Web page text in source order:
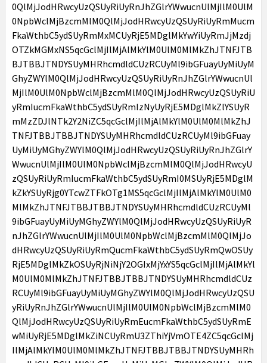
0QlMjJodHRwcyUzQSUyRiUyRnJhZGlrYWwucnUlMjIlM0UlM
0NpbWclMjBzcmMlM0QlMjJodHRwcyUzQSUyRiUyRmMucm
FkaWthbC5ydSUyRmMxMCUyRjE5MDglMkYwYiUyRmJjMzdj
OTZkMGMxNS5qcGclMjIlMjAlMkYlM0UlM0MlMkZhJTNFJTB
BJTBBJTNDYSUyMHRhcmdldCUzRCUyMl9ibGFuayUyMiUyM
GhyZWYlM0QlMjJodHRwcyUzQSUyRiUyRnJhZGlrYWwucnUl
MjIlM0UlM0NpbWclMjBzcmMlM0QlMjJodHRwcyUzQSUyRiU
yRmIucmFkaWthbC5ydSUyRmIzNyUyRjE5MDglMkZlYSUyR
mMzZDJlNTk2Y2NiZC5qcGclMjIlMjAlMkYlM0UlM0MlMkZhJ
TNFJTBBJTBBJTNDYSUyMHRhcmdldCUzRCUyMl9ibGFuay
UyMiUyMGhyZWYlM0QlMjJodHRwcyUzQSUyRiUyRnJhZGlrY
WwucnUlMjIlM0UlM0NpbWclMjBzcmMlM0QlMjJodHRwcyU
zQSUyRiUyRmIucmFkaWthbC5ydSUyRmI0MSUyRjE5MDglM
kZkYSUyRjg0YTcwZTFkOTg1MS5qcGclMjIlMjAlMkYlM0UlM0
MlMkZhJTNFJTBBJTBBJTNDYSUyMHRhcmdldCUzRCUyMl
9ibGFuayUyMiUyMGhyZWYlM0QlMjJodHRwcyUzQSUyRiUyR
nJhZGlrYWwucnUlMjIlM0UlM0NpbWclMjBzcmMlM0QlMjJo
dHRwcyUzQSUyRiUyRmQucmFkaWthbC5ydSUyRmQwOSUy
RjE5MDglMkZkOSUyRjNiNjY2OGIxMjYxYS5qcGclMjIlMjAlMkYl
M0UlM0MlMkZhJTNFJTBBJTBBJTNDYSUyMHRhcmdldCUz
RCUyMl9ibGFuayUyMiUyMGhyZWYlM0QlMjJodHRwcyUzQSU
yRiUyRnJhZGlrYWwucnUlMjIlM0UlM0NpbWclMjBzcmMlM0
QlMjJodHRwcyUzQSUyRiUyRmEucmFkaWthbC5ydSUyRmE
wMiUyRjE5MDglMkZiNCUyRmU3ZThiYjVmOTE4ZC5qcGclMj
IlMjAlMkYlM0UlM0MlMkZhJTNFJTBBJTBBJTNDYSUyMHRh